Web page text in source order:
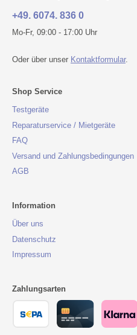
+49. 6074. 836 0
Mo-Fr, 09:00 - 17:00 Uhr
Oder über unser Kontaktformular.
Shop Service
Testgeräte
Reparaturservice / Mietgeräte
FAQ
Versand und Zahlungsbedingungen
AGB
Information
Über uns
Datenschutz
Impressum
Zahlungsarten